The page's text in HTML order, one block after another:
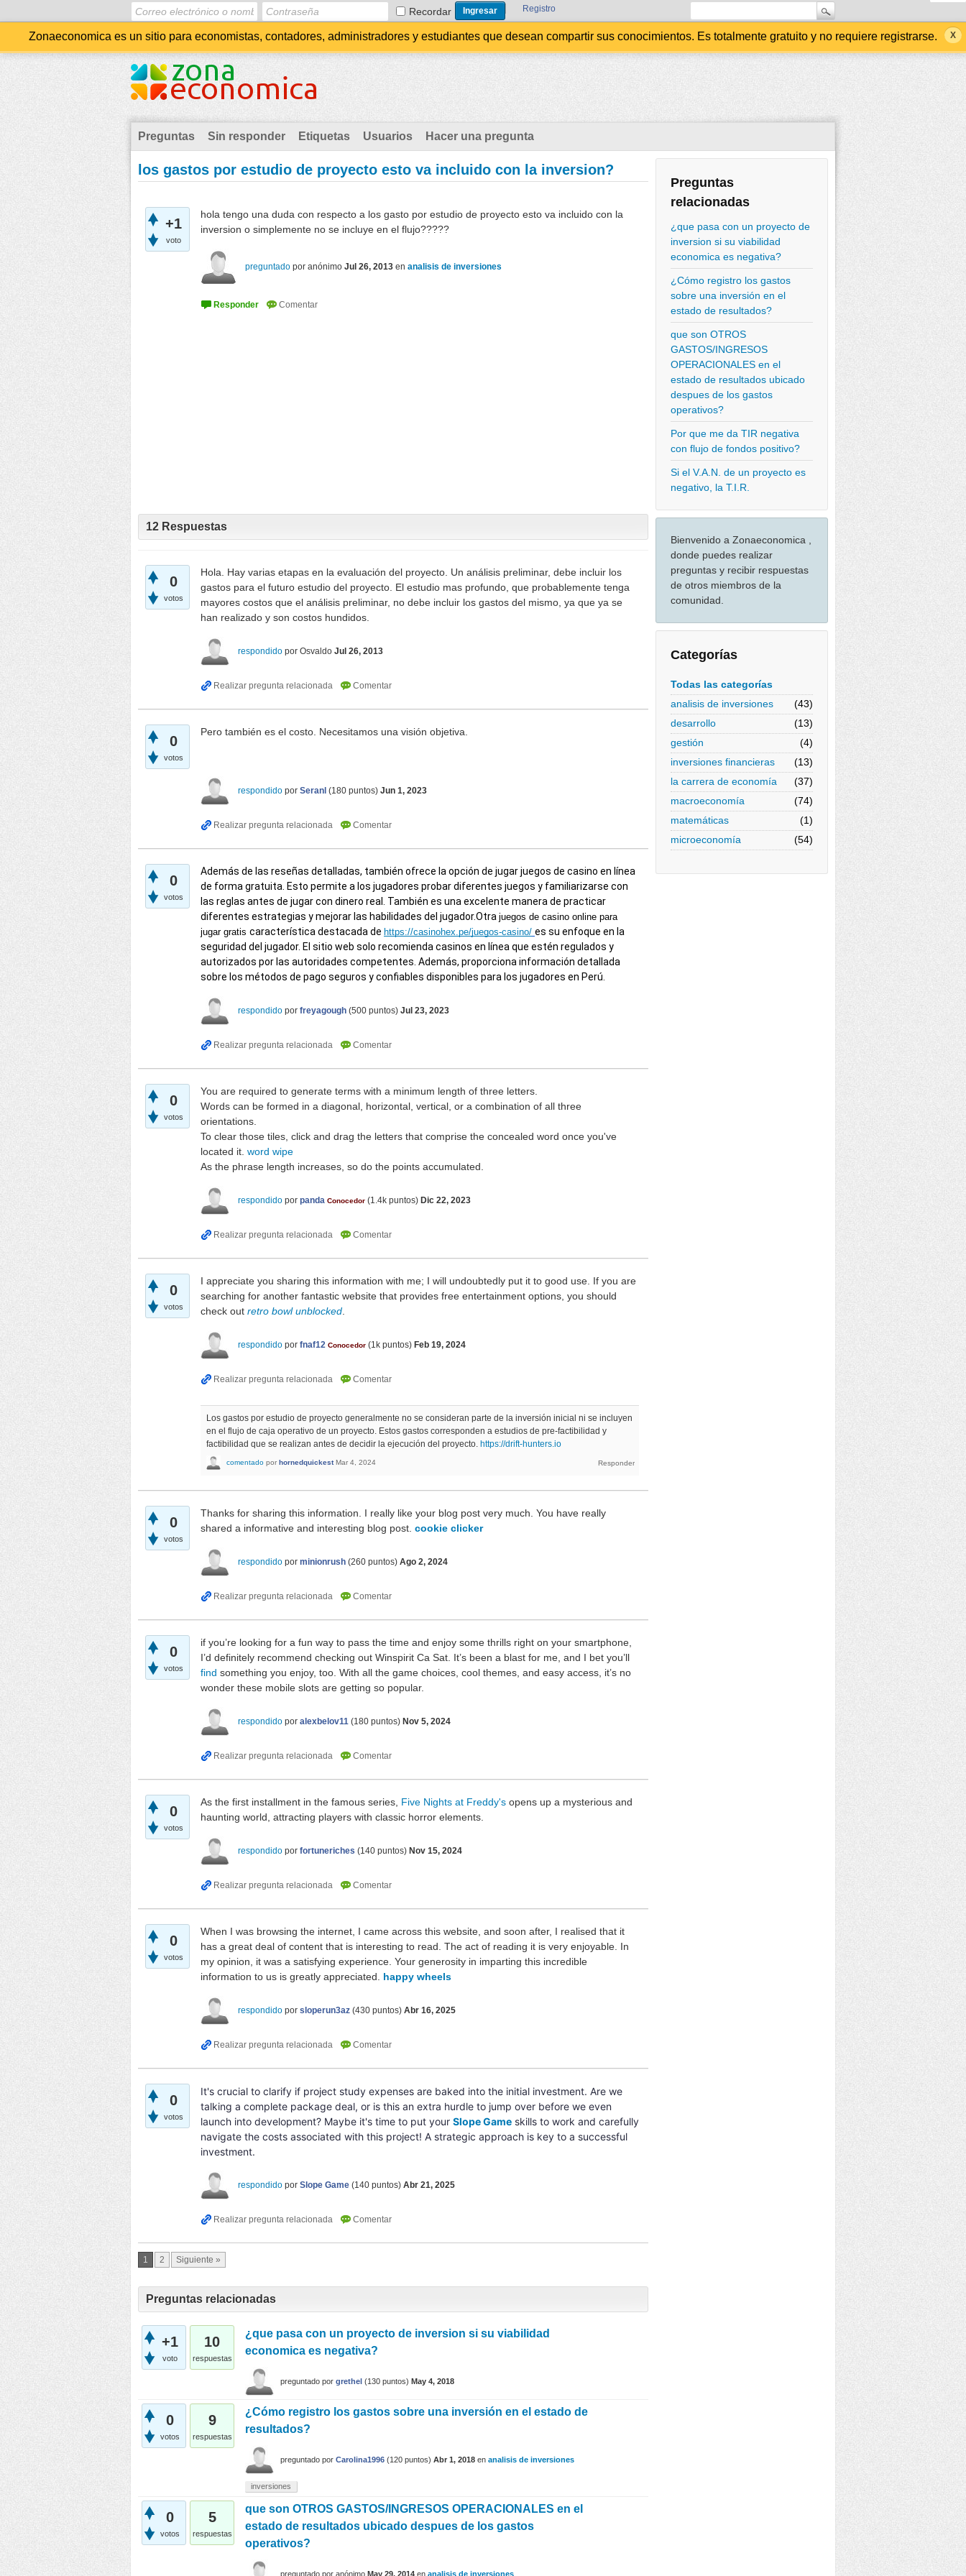
Recordar Registro
Zonaeconomica es un sitio para economistas, contadores, administradores y estudiantes que desean compartir sus conocimientos. Es totalmente gratuito y no requiere registrarse.
Preguntas Sin responder Etiquetas Usuarios Hacer una pregunta
Preguntas
relacionadas
¿que pasa con un proyecto de
inversion si su viabilidad
economica es negativa?
¿Cómo registro los gastos
sobre una inversión en el
estado de resultados?
que son OTROS
GASTOS/INGRESOS
OPERACIONALES en el
estado de resultados ubicado
despues de los gastos
operativos?
Por que me da TIR negativa
con flujo de fondos positivo?
Si el V.A.N. de un proyecto es
negativo, la T.I.R.
Bienvenido a Zonaeconomica ,
donde puedes realizar
preguntas y recibir respuestas
de otros miembros de la
comunidad.
Categorías
Todas las categorías
analisis de inversiones
(43)
desarrollo
(13)
gestión
(4)
inversiones financieras
(13)
la carrera de economía
(37)
macroeconomía
(74)
matemáticas
(1)
microeconomía
(54)
los gastos por estudio de proyecto esto va incluido con la inversion?
+1
voto
hola tengo una duda con respecto a los gasto por estudio de proyecto esto va incluido con la
inversion o simplemente no se incluye en el flujo?????
preguntado por anónimo Jul 26, 2013 en analisis de inversiones
12 Respuestas
0
votos
Hola. Hay varias etapas en la evaluación del proyecto. Un análisis preliminar, debe incluir los
gastos para el futuro estudio del proyecto. El estudio mas profundo, que probablemente tenga
mayores costos que el análisis preliminar, no debe incluir los gastos del mismo, ya que ya se
han realizado y son costos hundidos.
respondido por Osvaldo Jul 26, 2013
0
votos
Pero también es el costo. Necesitamos una visión objetiva.
respondido por Seranl (180 puntos) Jun 1, 2023
0
votos
Además de las reseñas detalladas, también ofrece la opción de jugar juegos de casino en línea
de forma gratuita. Esto permite a los jugadores probar diferentes juegos y familiarizarse con
las reglas antes de jugar con dinero real. También es una excelente manera de practicar
diferentes estrategias y mejorar las habilidades del jugador.Otra juegos de casino online para
jugar gratis característica destacada de https://casinohex.pe/juegos-casino/ es su enfoque en la
seguridad del jugador. El sitio web solo recomienda casinos en línea que estén regulados y
autorizados por las autoridades competentes. Además, proporciona información detallada
sobre los métodos de pago seguros y confiables disponibles para los jugadores en Perú.
respondido por freyagough (500 puntos) Jul 23, 2023
0
votos
You are required to generate terms with a minimum length of three letters.
Words can be formed in a diagonal, horizontal, vertical, or a combination of all three
orientations.
To clear those tiles, click and drag the letters that comprise the concealed word once you've
located it. word wipe
As the phrase length increases, so do the points accumulated.
respondido por panda Conocedor (1.4k puntos) Dic 22, 2023
0
votos
I appreciate you sharing this information with me; I will undoubtedly put it to good use. If you are
searching for another fantastic website that provides free entertainment options, you should
check out retro bowl unblocked
respondido por fnaf12 Conocedor (1k puntos) Feb 19, 2024
Los gastos por estudio de proyecto generalmente no se consideran parte de la inversión inicial ni se incluyen
en el flujo de caja operativo de un proyecto. Estos gastos corresponden a estudios de pre-factibilidad y
factibilidad que se realizan antes de decidir la ejecución del proyecto. https://drift-hunters.io
comentado por hornedquickest Mar 4, 2024
0
votos
Thanks for sharing this information. I really like your blog post very much. You have really
shared a informative and interesting blog post. cookie clicker
respondido por minionrush (260 puntos) Ago 2, 2024
0
votos
if you’re looking for a fun way to pass the time and enjoy some thrills right on your smartphone,
I’d definitely recommend checking out Winspirit Ca Sat. It’s been a blast for me, and I bet you’ll
find something you enjoy, too. With all the game choices, cool themes, and easy access, it’s no
wonder these mobile slots are getting so popular.
respondido por alexbelov11 (180 puntos) Nov 5, 2024
0
votos
As the first installment in the famous series, Five Nights at Freddy's opens up a mysterious and
haunting world, attracting players with classic horror elements.
respondido por fortuneriches (140 puntos) Nov 15, 2024
0
votos
When I was browsing the internet, I came across this website, and soon after, I realised that it
has a great deal of content that is interesting to read. The act of reading it is very enjoyable. In
my opinion, it was a satisfying experience. Your generosity in imparting this incredible
information to us is greatly appreciated. happy wheels
respondido por sloperun3az (430 puntos) Abr 16, 2025
0
votos
It's crucial to clarify if project study expenses are baked into the initial investment. Are we
talking a complete package deal, or is this an extra hurdle to jump over before we even
launch into development? Maybe it's time to put your Slope Game skills to work and carefully
navigate the costs associated with this project! A strategic approach is key to a successful
investment.
respondido por Slope Game (140 puntos) Abr 21, 2025
1 2 Siguiente »
Preguntas relacionadas
+1
voto
10
respuestas
¿que pasa con un proyecto de inversion si su viabilidad
economica es negativa?
preguntado por grethel (130 puntos) May 4, 2018
0
votos
9
respuestas
¿Cómo registro los gastos sobre una inversión en el estado de
resultados?
preguntado por Carolina1996 (120 puntos) Abr 1, 2018 en analisis de inversiones
inversiones
0
votos
5
respuestas
que son OTROS GASTOS/INGRESOS OPERACIONALES en el
estado de resultados ubicado despues de los gastos
operativos?
preguntado por anónimo May 29, 2014 en analisis de inversiones